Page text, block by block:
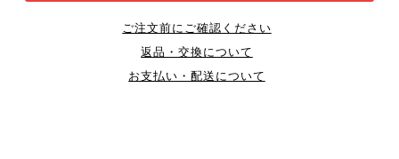
ご注文前にご確認ください
返品・交換について
お支払い・配送について